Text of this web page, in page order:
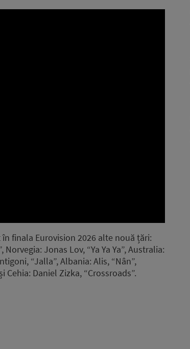
finala Eurovision 2026 alte nouă țări:
Jonas Lov, “Ya Ya Ya”, Australia:
“Jalla”, Albania: Alis, “Nân”,
Cehia: Daniel Zizka, “Crossroads”.